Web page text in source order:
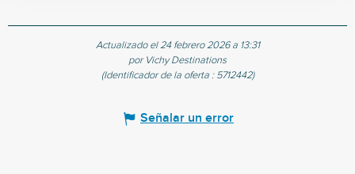
Actualizado el 24 febrero 2026 a 13:31
por Vichy Destinations
(Identificador de la oferta : 5712442)
Señalar un error